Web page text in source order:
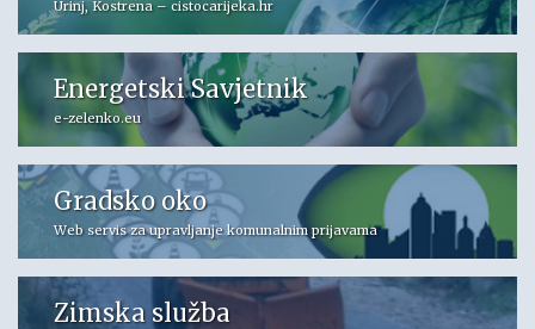
Urinj, Kostrena – cistocarijeka.hr
Energetski Savjetnik
e-zelenko.eu
Gradsko oko
Web servis za upravljanje komunalnim prijavama
Zimska služba